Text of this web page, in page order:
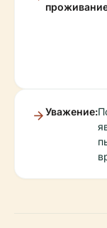
Уважение: